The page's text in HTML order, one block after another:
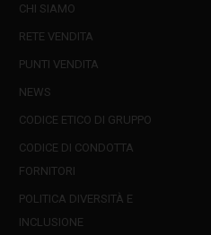
CHI SIAMO
RETE VENDITA
PUNTI VENDITA
NEWS
CODICE ETICO DI GRUPPO
CODICE DI CONDOTTA
FORNITORI
POLITICA DIVERSITÀ E
INCLUSIONE